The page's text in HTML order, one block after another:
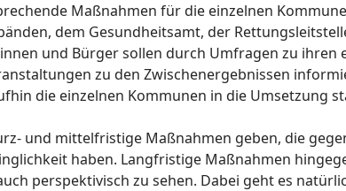
Maßnahmen für die einzelnen
dem Gesundheitsamt, der
und Bürger sollen durch Umfragen zu
zu den Zwischenergebnissen
die einzelnen Kommunen in die Umsetzung
und mittelfristige Maßnahmen geben, die
haben. Langfristige Maßnahmen
perspektivisch zu sehen. Dabei geht es